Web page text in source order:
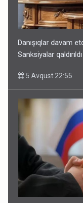
Danışıqlar davam
Sanksiyalar qaldırıldı
5 Avqust 22:55